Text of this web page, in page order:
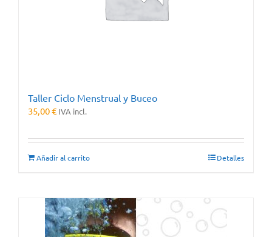
Taller Ciclo Menstrual y Buceo
35,00€ IVA incl.
Añadir al carrito Detalles